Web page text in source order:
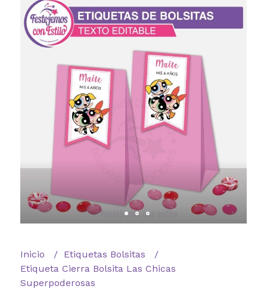
Inicio
Etiquetas Bolsitas
Etiqueta Cierra Bolsita Las Chicas
Superpoderosas